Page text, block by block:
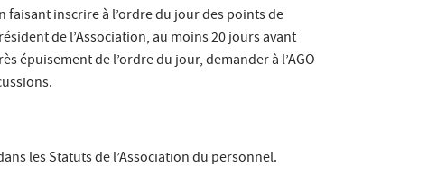
faisant inscrire à l’ordre du jour des points de
de l’Association, au moins 20 jours avant
épuisement de l’ordre du jour, demander à l’AGO
les Statuts de l’Association du personnel.